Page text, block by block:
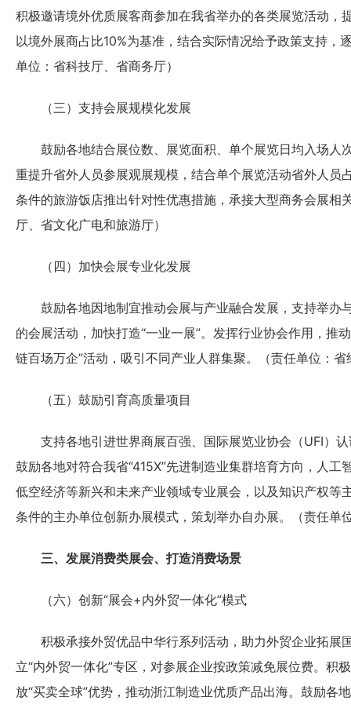
积极邀请境外优质展客商参加在我省举办的各类展览活动，
以境外展商占比10%为基准，结合实际情况给予政策支持，
单位：省科技厅、省商务厅）
（三）支持会展规模化发展
鼓励各地结合展位数、展览面积、单个展览日均入场人
重提升省外人员参展观展规模，结合单个展览活动省外人员
条件的旅游饭店推出针对性优惠措施，承接大型商务会展相
厅、省文化广电和旅游厅）
（四）加快会展专业化发展
鼓励各地因地制宜推动会展与产业融合发展，支持举办
的会展活动，加快打造“一业一展”。发挥行业协会作用，推
链百场万企”活动，吸引不同产业人群集聚。（责任单位：
（五）鼓励引育高质量项目
支持各地引进世界商展百强、国际展览业协会（UFI）认
鼓励各地对符合我省“415X”先进制造业集群培育方向，人工
低空经济等新兴和未来产业领域专业展会，以及知识产权等
条件的主办单位创新办展模式，策划举办自办展。（责任单
三、发展消费类展会、打造消费场景
（六）创新“展会+内外贸一体化”模式
积极承接外贸优品中华行系列活动，助力外贸企业拓展
立“内外贸一体化”专区，对参展企业按政策减免展位费。积
放“买卖全球”优势，推动浙江制造业优质产品出海。鼓励各